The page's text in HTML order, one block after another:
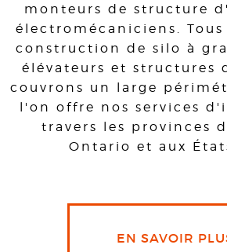
monteurs de structure
électromécaniciens.
construction de silo à
élévateurs et structures
couvrons un large
l'on offre nos services
travers les provinces
Ontario et aux
EN SAVOIR